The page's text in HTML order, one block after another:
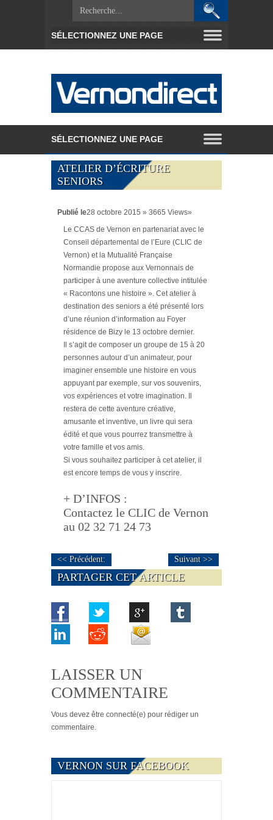
ATELIER D’ÉCRITURE
SENIORS
Publié le28 octobre 2015 » 3665 Views»
Le CCAS de Vernon en partenariat avec le
Conseil départemental de l’Eure (CLIC de
Vernon) et la Mutualité Française
Normandie propose aux Vernonnais de
participer à une aventure collective intitulée
« Racontons une histoire ». Cet atelier à
destination des seniors a été présenté lors
d’une réunion d’information au Foyer
résidence de Bizy le 13 octobre dernier.
Il s’agit de composer un groupe de 15 à 20
personnes autour d’un animateur, pour
imaginer ensemble une histoire en vous
appuyant par exemple, sur vos souvenirs,
vos expériences et votre imagination. Il
restera de cette aventure créative,
amusante et inventive, un livre qui sera
édité et que vous pourrez transmettre à
votre famille et vos amis.
Si vous souhaitez participer à cet atelier, il
est encore temps de vous y inscrire.
+ D’INFOS :
Contactez le CLIC de Vernon
au 02 32 71 24 73
<< Précédent: Suivant >>
PARTAGER CET ARTICLE
LAISSER UN
COMMENTAIRE
Vous devez être connecté(e) pour rédiger un
commentaire.
VERNON SUR FACEBOOK